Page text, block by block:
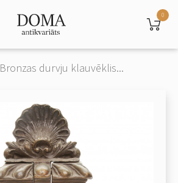
0
Bronzas durvju klauvēklis...